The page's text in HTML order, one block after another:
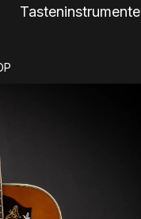
Tasteninstrumente